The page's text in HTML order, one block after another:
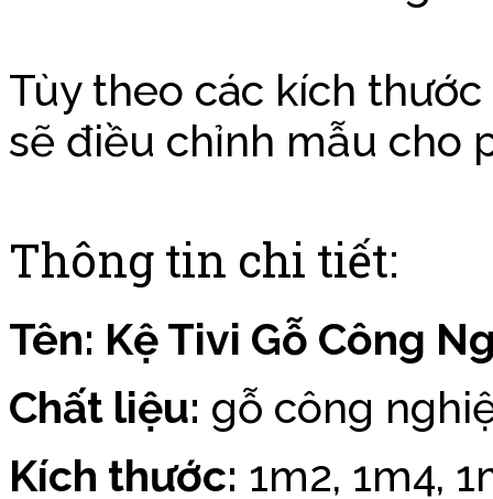
Tùy theo các kích
sẽ điều chỉnh mẫu cho
Thông tin chi tiết:
Tên: Kệ Tivi Gỗ Công
Chất liệu: gỗ công
Kích thước: 1m2, 1m4,